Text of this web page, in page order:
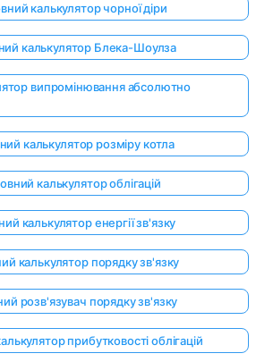
калькулятор чорної діри
калькулятор Блека-Шоулза
випромінювання абсолютно
калькулятор розміру котла
калькулятор облігацій
калькулятор енергії зв'язку
калькулятор порядку зв'язку
розв'язувач порядку зв'язку
прибутковості облігацій